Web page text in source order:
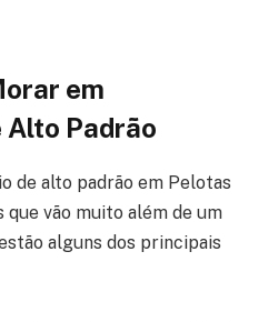
em
Alto Padrão
de alto padrão em Pelotas
vão muito além de um
alguns dos principais